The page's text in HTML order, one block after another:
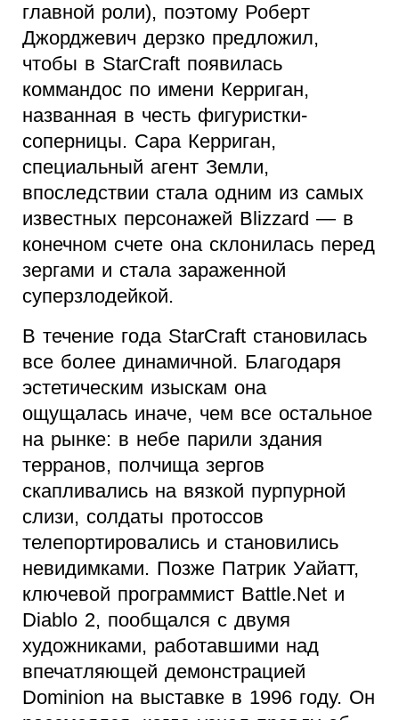
главной роли), поэтому Роберт
Джорджевич дерзко предложил,
чтобы в StarCraft появилась
коммандос по имени Керриган,
названная в честь фигуристки-
соперницы. Сара Керриган,
специальный агент Земли,
впоследствии стала одним из самых
известных персонажей Blizzard — в
конечном счете она склонилась перед
зергами и стала зараженной
суперзлодейкой.
В течение года StarCraft становилась
все более динамичной. Благодаря
эстетическим изыскам она
ощущалась иначе, чем все остальное
на рынке: в небе парили здания
терранов, полчища зергов
скапливались на вязкой пурпурной
слизи, солдаты протоссов
телепортировались и становились
невидимками. Позже Патрик Уайатт,
ключевой программист Battle.Net и
Diablo 2, пообщался с двумя
художниками, работавшими над
впечатляющей демонстрацией
Dominion на выставке в 1996 году. Он